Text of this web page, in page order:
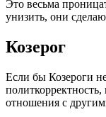
Это весьма
унизить, они
Козерог
Если бы Козероги
отношения с